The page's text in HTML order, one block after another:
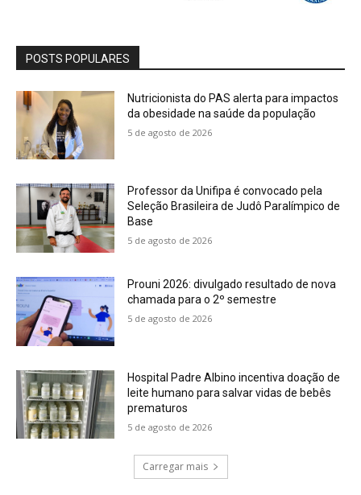
POSTS POPULARES
Nutricionista do PAS alerta para impactos
da obesidade na saúde da população
5 de agosto de 2026
Professor da Unifipa é convocado pela
Seleção Brasileira de Judô Paralímpico de
Base
5 de agosto de 2026
Prouni 2026: divulgado resultado de nova
chamada para o 2º semestre
5 de agosto de 2026
Hospital Padre Albino incentiva doação de
leite humano para salvar vidas de bebês
prematuros
5 de agosto de 2026
Carregar mais